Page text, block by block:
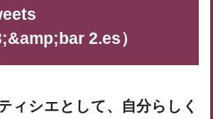
2.es）
ィシエとして、自分らしく